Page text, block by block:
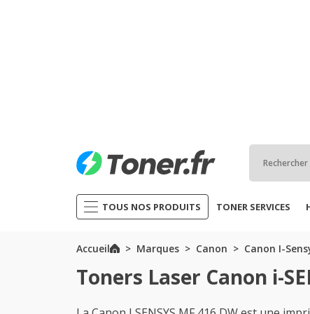
TOUS NOS PRODUITS TONER SERVICES
Accueil Marques Canon Canon I-
Toners Laser Canon i-